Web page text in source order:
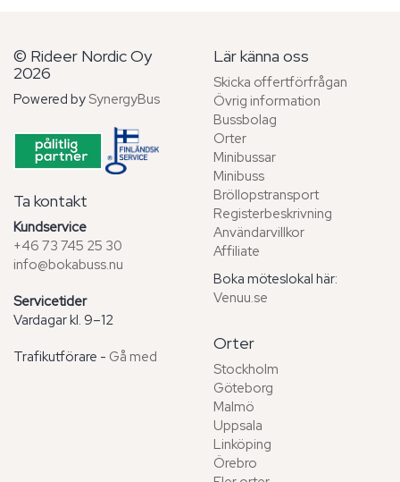
© Rideer Nordic Oy
2026
Powered by SynergyBus
Ta kontakt
Kundservice
+46 73 745 25 30
info@bokabuss.nu
Servicetider
Vardagar kl. 9–12
Trafikutförare - Gå med
Lär känna oss
Skicka offertförfrågan
Övrig information
Bussbolag
Orter
Minibussar
Minibuss
Bröllopstransport
Registerbeskrivning
Användarvillkor
Affiliate
Boka möteslokal här:
Venuu.se
Orter
Stockholm
Göteborg
Malmö
Uppsala
Linköping
Örebro